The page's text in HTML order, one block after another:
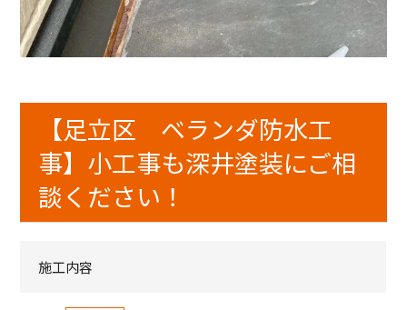
【足立区 ベランダ防水工
事】小工事も深井塗装にご相
談ください！
施工内容